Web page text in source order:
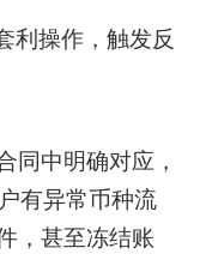
利操作，触发反
同中明确对应，
有异常币种流
，甚至冻结账